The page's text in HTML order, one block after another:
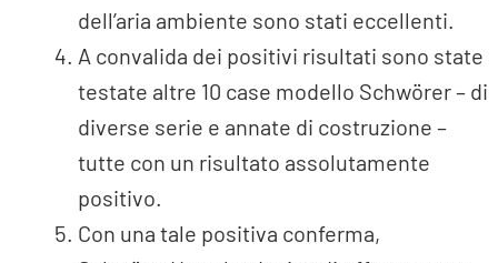
dell’aria ambiente sono stati eccellenti.
A convalida dei positivi risultati sono state
testate altre 10 case modello Schwörer – di
diverse serie e annate di costruzione –
tutte con un risultato assolutamente
positivo.
Con una tale positiva conferma,